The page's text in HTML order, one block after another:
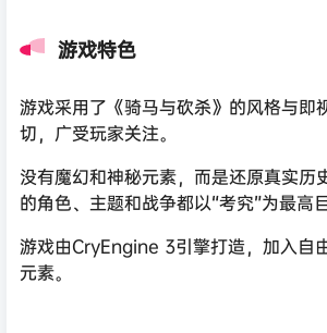
游戏特色
游戏采用了《骑马与砍杀》的风格与即
切，广受玩家关注。
没有魔幻和神秘元素，而是还原真实历
的角色、主题和战争都以“考究”为最高目
游戏由CryEngine 3引擎打造，加入自
元素。